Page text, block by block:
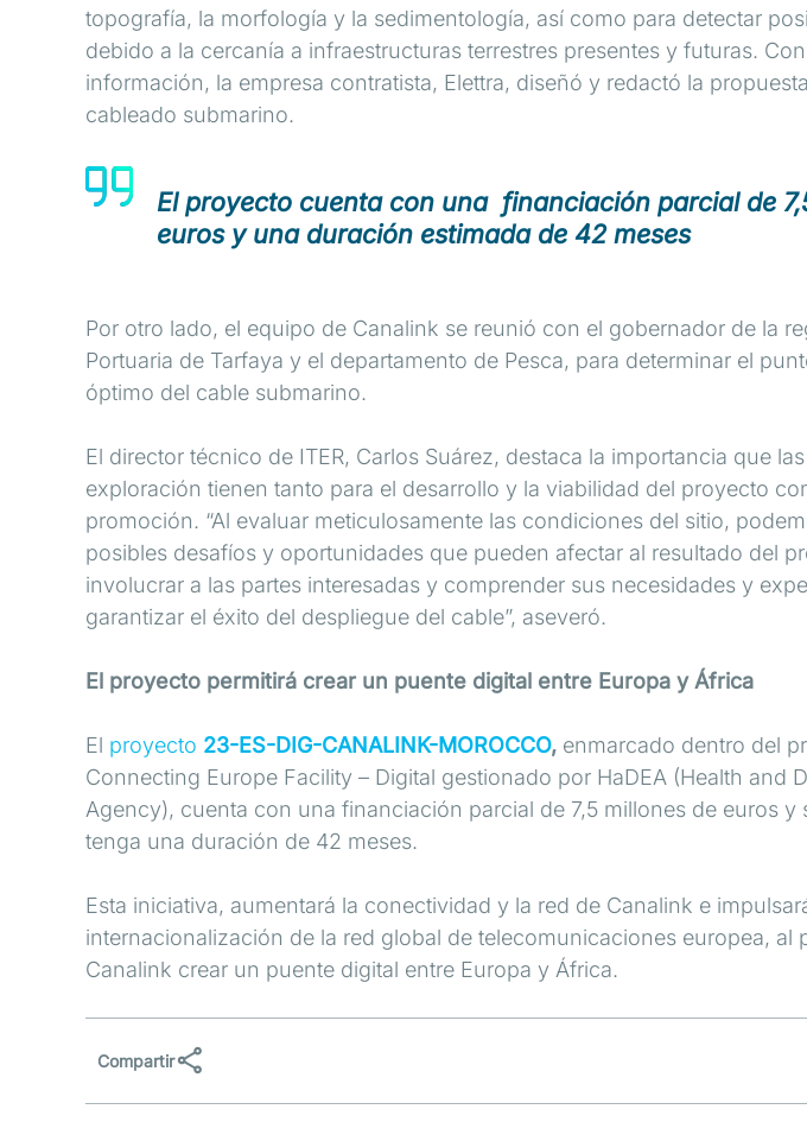
topografía, la morfología y la sedimentología, así como para detectar
debido a la cercanía a infraestructuras terrestres presentes y futuras.
información, la empresa contratista, Elettra, diseñó y redactó la
cableado submarino.
El proyecto cuenta con una financiación parcial de
euros y una duración estimada de 42 meses
Por otro lado, el equipo de Canalink se reunió con el gobernador de la
Portuaria de Tarfaya y el departamento de Pesca, para determinar el
óptimo del cable submarino.
El director técnico de ITER, Carlos Suárez, destaca la importancia que
exploración tienen tanto para el desarrollo y la viabilidad del proyecto
promoción. “Al evaluar meticulosamente las condiciones del sitio,
posibles desafíos y oportunidades que pueden afectar al resultado del
involucrar a las partes interesadas y comprender sus necesidades y
garantizar el éxito del despliegue del cable”, aseveró.
El proyecto permitirá crear un puente digital entre Europa y África
El proyecto 23-ES-DIG-CANALINK-MOROCCO, enmarcado dentro del
Connecting Europe Facility – Digital gestionado por HaDEA (Health and
Agency), cuenta con una financiación parcial de 7,5 millones de euros y
tenga una duración de 42 meses.
Esta iniciativa, aumentará la conectividad y la red de Canalink e
internacionalización de la red global de telecomunicaciones europea, al
Canalink crear un puente digital entre Europa y África.
Compartir